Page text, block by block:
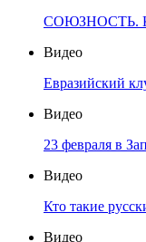
СОЮЗНОСТЬ. К
Видео
Евразийский
Видео
23 февраля в
Видео
Кто такие
Видео